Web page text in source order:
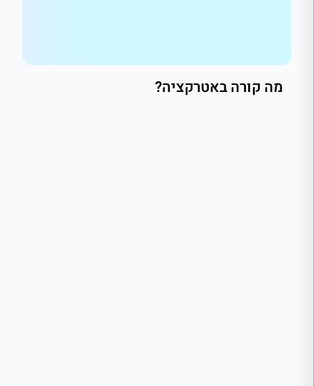
מה קורה באטרקציה?